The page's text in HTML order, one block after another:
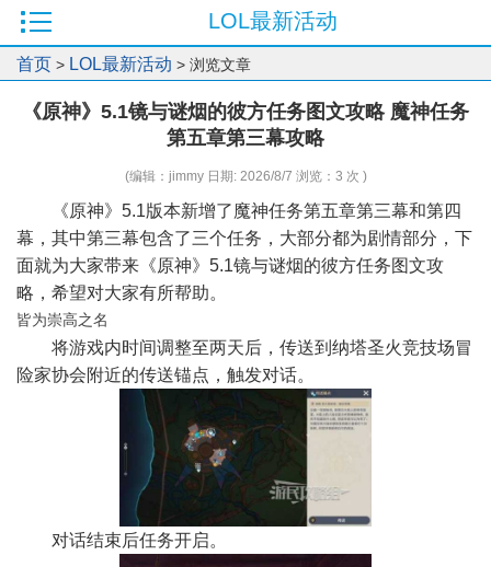
LOL最新活动
首页 > LOL最新活动 > 浏览文章
《原神》5.1镜与谜烟的彼方任务图文攻略 魔神任务
第五章第三幕攻略
(编辑：jimmy 日期: 2026/8/7 浏览：3 次 )
《原神》5.1版本新增了魔神任务第五章第三幕和第四
幕，其中第三幕包含了三个任务，大部分都为剧情部分，下
面就为大家带来《原神》5.1镜与谜烟的彼方任务图文攻
略，希望对大家有所帮助。
皆为崇高之名
将游戏内时间调整至两天后，传送到纳塔圣火竞技场冒
险家协会附近的传送锚点，触发对话。
对话结束后任务开启。